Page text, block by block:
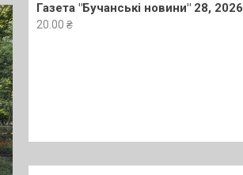
Газета "Бучанські новини" 28, 2026
20.00 ₴